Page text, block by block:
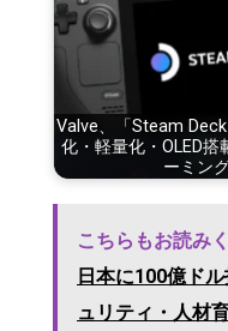
Valve、「Steam
化・軽量化・OLED
ーミン
こちらもお読み
日本に100億ド
ュリティ・人材